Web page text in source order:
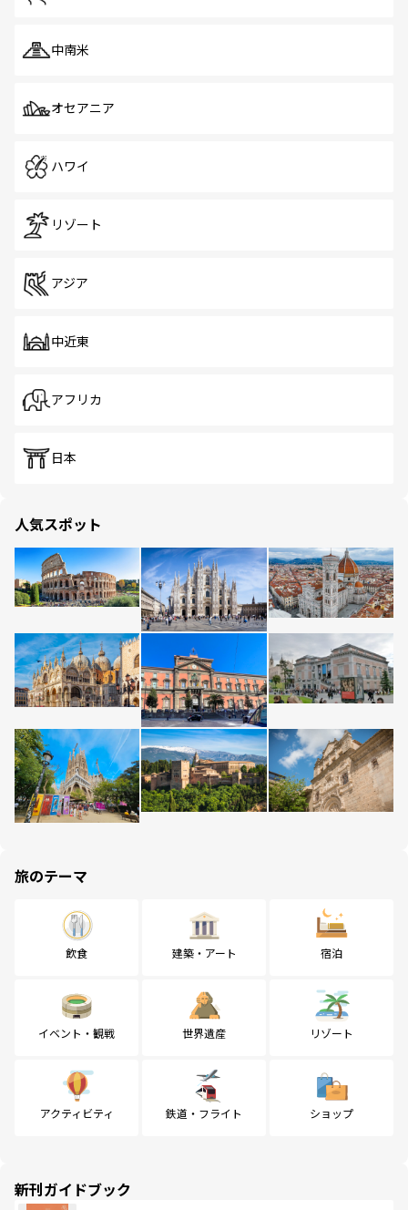
中南米
オセアニア
ハワイ
リゾート
アジア
中近東
アフリカ
日本
人気スポット
旅のテーマ
飲食 建築・アート 宿泊
イベント・観戦 世界遺産 リゾート
アクティビティ 鉄道・フライト ショップ
新刊ガイドブック